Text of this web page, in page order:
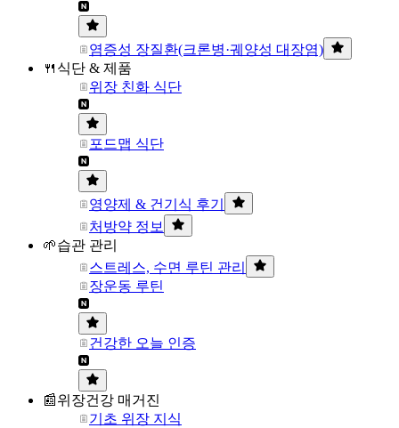
염증성 장질환(크론병·궤양성 대장염)
🍴식단 & 제품
위장 친화 식단
포드맵 식단
영양제 & 건기식 후기
처방약 정보
🌱습관 관리
스트레스, 수면 루틴 관리
장운동 루틴
건강한 오늘 인증
📰위장건강 매거진
기초 위장 지식